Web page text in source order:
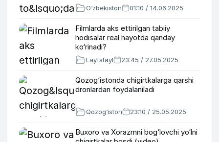
O‘zbekiston 01:10 / 14.06.2025
Filmlarda aks ettirilgan tabiiy
hodisalar real hayotda qanday
ko‘rinadi?
Layfstayl 23:45 / 27.05.2025
Qozog‘istonda chigirtkalarga qarshi
dronlardan foydalaniladi
Qozog‘iston 23:10 / 25.05.2025
Buxoro va Xorazmni bog‘lovchi yo‘lni